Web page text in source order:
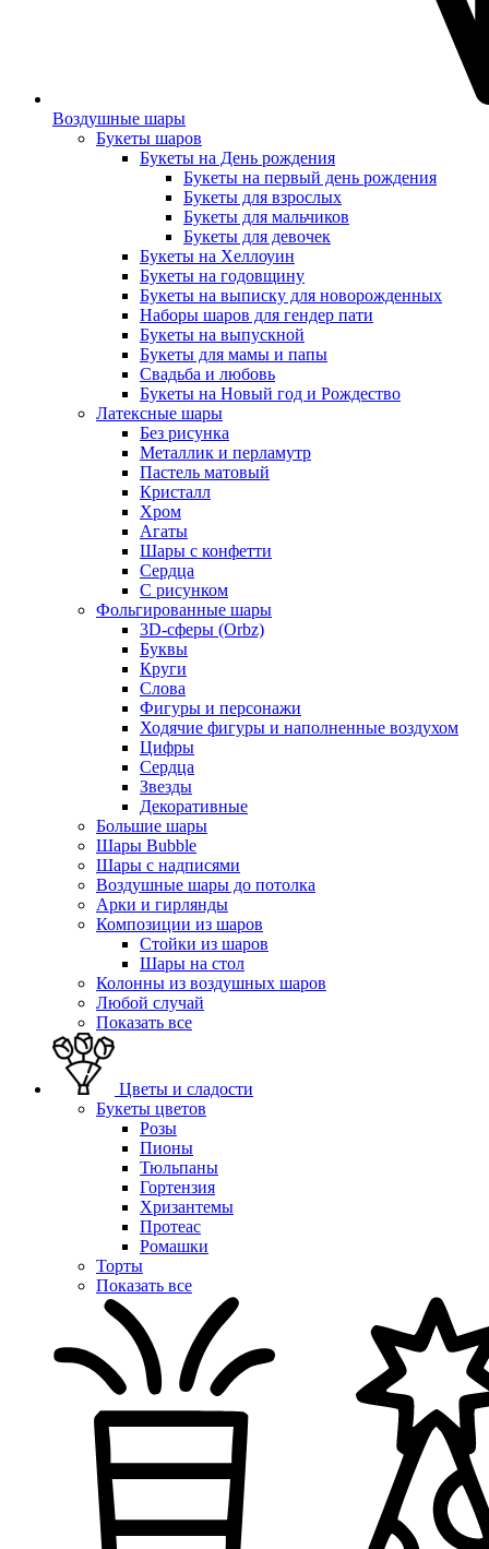
Воздушные шары
Букеты шаров
Букеты на День рождения
Букеты на первый день рождения
Букеты для взрослых
Букеты для мальчиков
Букеты для девочек
Букеты на Хеллоуин
Букеты на годовщину
Букеты на выписку для новорожденных
Наборы шаров для гендер пати
Букеты на выпускной
Букеты для мамы и папы
Свадьба и любовь
Букеты на Новый год и Рождество
Латексные шары
Без рисунка
Металлик и перламутр
Пастель матовый
Кристалл
Хром
Агаты
Шары с конфетти
Сердца
С рисунком
Фольгированные шары
3D-сферы (Orbz)
Буквы
Круги
Слова
Фигуры и персонажи
Ходячие фигуры и наполненные воздухом
Цифры
Сердца
Звезды
Декоративные
Большие шары
Шары Bubble
Шары с надписями
Воздушные шары до потолка
Арки и гирлянды
Композиции из шаров
Стойки из шаров
Шары на стол
Колонны из воздушных шаров
Любой случай
Показать все
Цветы и сладости
Букеты цветов
Розы
Пионы
Тюльпаны
Гортензия
Хризантемы
Протеас
Ромашки
Торты
Показать все